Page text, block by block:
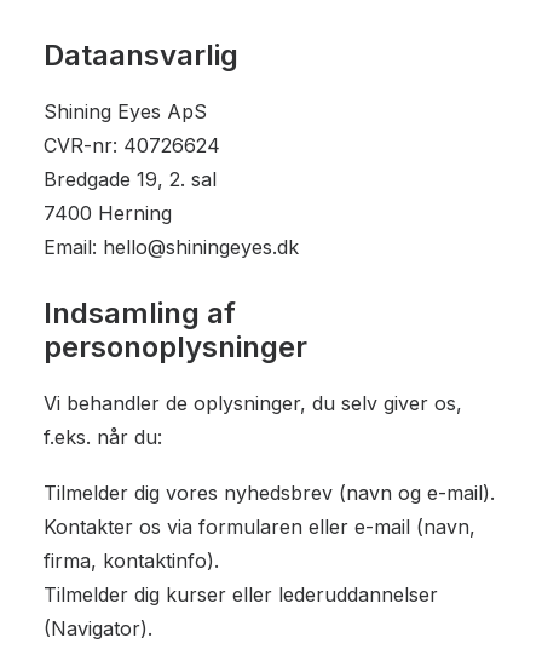
Dataansvarlig
Shining Eyes ApS
CVR-nr: 40726624
Bredgade 19, 2. sal
7400 Herning
Email: hello@shiningeyes.dk
Indsamling af
personoplysninger
Vi behandler de oplysninger, du selv giver os,
f.eks. når du:
Tilmelder dig vores nyhedsbrev (navn og e-mail).
Kontakter os via formularen eller e-mail (navn,
firma, kontaktinfo).
Tilmelder dig kurser eller lederuddannelser
(Navigator).